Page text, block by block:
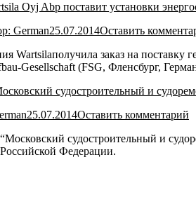
Oyj Abp поставит установки
German25.07.2014Оставить
Wartsilaполучила заказ на поставку
Gesellschaft (FSG, Фленсбург,
судостроительный и
25.07.2014Оставить комментарий
судостроительный и
Федерации.